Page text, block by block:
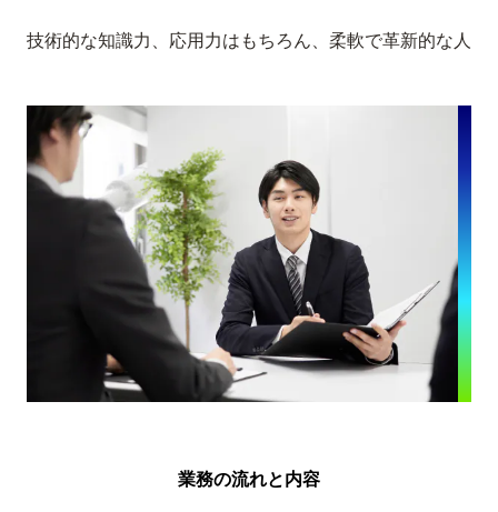
技術的な知識力、応用力はもちろん、柔軟で革新的な人
業務の流れと内容